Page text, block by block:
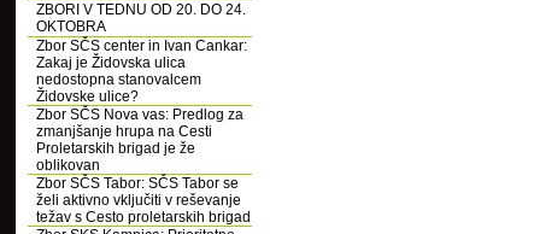
ZBORI V TEDNU OD 20. DO 24.
OKTOBRA
Zbor SČS center in Ivan Cankar:
Zakaj je Židovska ulica
nedostopna stanovalcem
Židovske ulice?
Zbor SČS Nova vas: Predlog za
zmanjšanje hrupa na Cesti
Proletarskih brigad je že
oblikovan
Zbor SČS Tabor: SČS Tabor se
želi aktivno vključiti v reševanje
težav s Cesto proletarskih brigad